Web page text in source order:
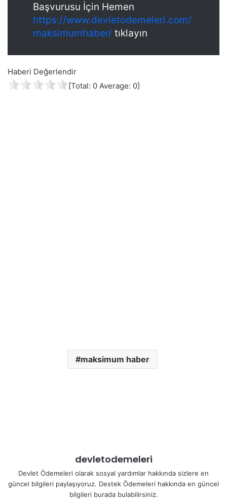
Başvurusu İçin Hemen
https://www.devletodemeleri.com/
maksimumhaber/ tıklayın
Haberi Değerlendir
[Total: 0 Average: 0]
maksimum haber
devletodemeleri
Devlet Ödemeleri olarak sosyal yardımlar hakkında sizlere en
güncel bilgileri paylaşıyoruz. Destek Ödemeleri hakkında en güncel
bilgileri burada bulabilirsiniz.